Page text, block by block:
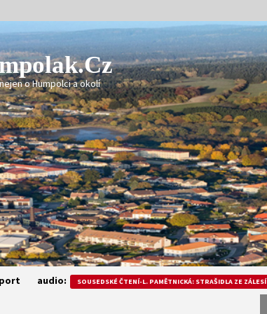
nejen o Humpolci a okolí
audio: SOUSEDSKÉ ČTENÍ-L. PAMĚTNICKÁ: STRAŠIDLA ZE ZÁLESÍ